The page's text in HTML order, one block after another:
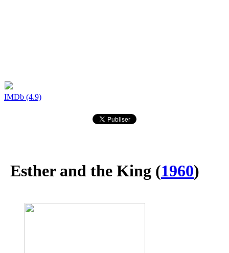
IMDb (4.9)
Esther and the King (1960)